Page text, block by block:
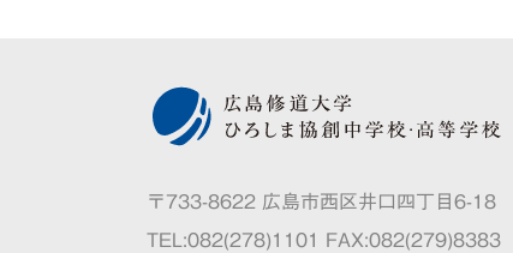
〒733-8622 広島市西区井口四丁目6-18
TEL:082(278)1101 FAX:082(279)8383